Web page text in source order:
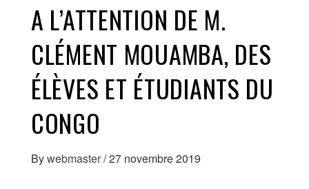
A L’ATTENTION DE M.
CLÉMENT MOUAMBA, DES
ÉLÈVES ET ÉTUDIANTS DU
CONGO
Bywebmaster/27 novembre 2019